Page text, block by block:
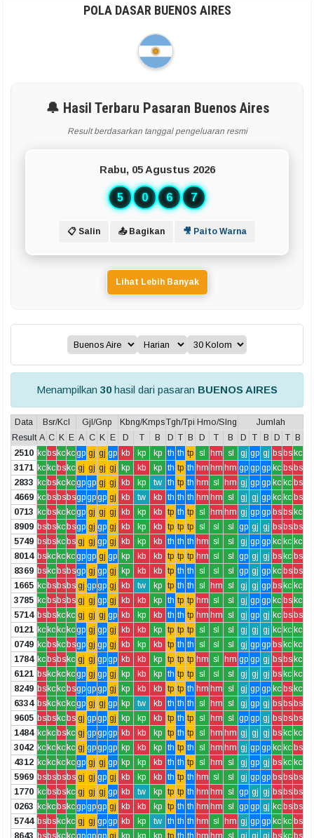
POLA DASAR BUENOS AIRES
🔔 Hasil Terbaru Pasaran Buenos Aires
Result berdasarkan tanggal pengeluaran resmi
Rabu, 05 Agustus 2026
5 0 6 7
📋 Salin 📤 Bagikan 🎥 Paito Warna
Lihat Lebih Banyak
Menampilkan 30hasil dari pasaran BUENOS AIRES
Data Bsr/Kcl Gjl/Gnp Kbng/KmpsTgh/Tpi Hmo/Slng
Jumlah
Result A C K E A C K E D T B D T B D T B D T B D T B
2510 kcbskckcgp gj gj gp kb kp kp th th tp sl hm sl gj gp gj bsbskc
3171 kckcbskc gj gj gj gj kp kb kp th tp th hm hm hm gp gp gp kc bsbs
2833 kcbskckcgpgp gj gj kb kp tw th tp th hm sl hm gj gp gp kc kc bs
4669 kcbsbsbsgpgpgp gj kb tw kb th th th hm hm sl gj gj gp kc kc bs
0713 kcbskckcgp gj gj gj kb kp kb tp th tp sl hm hm gj gp gp bsbskc
8909 bsbskcbsgp gj gp gj kb kp kb tp tp tp sl sl sl gp gj gj bsbsbs
5749 bsbskcbs gj gj gp gj kb kp kb th th th hm sl sl gj gp gp kc kc kc
8014 bskckckcgpgp gj gp kp kb kb tp tp tp hm sl sl gp gj gj bskc bs
8369 bskcbsbsgp gj gp gj kp kb kb tp th th sl sl sl gp gj gp kc bsbs
1665 kcbsbsbs gj gpgp gj kb tw kp tp th th sl hm sl gj gj gp bskc kc
3785 kcbsbsbs gj gj gp gj kb kb kp th tp tp hm sl sl gj gp gp kc bskc
5714 bsbskckc gj gj gj gp kb kp kb th th tp hm hm sl gj gp gj kc bsbs
0121 kckckckcgp gj gp gj kb kb kp tp tp tp sl sl sl gj gj gj kc kc kc
0749 kcbskcbsgp gj gp gj kb kp kb tp th th sl sl sl gj gp gp bskc kc
1784 kcbsbskc gj gj gpgp kb kb kp tp tp tp hm sl hm gp gp gj bsbskc
6121 bskckckcgp gj gp gj kp kb kp th tp tp sl sl sl gj gj gj bskc kc
8249 bskckcbsgpgpgp gj kp kb kb tp tp th hm hm sl gj gp gp kc bskc
6334 bskckckcgp gj gj gp kp tw kb th th th sl hm sl gj gp gj bsbsbs
9605 bsbskcbs gj gpgp gj kp kp kb tp th tp sl hm sl gp gp gj bsbsbs
1484 kckcbskc gj gpgpgp kb kb kp tp th tp sl hm hm gj gj gj bskc kc
3042 kckckckc gj gpgpgp kp kb kp th tp th sl hm hm gj gp gp kc kc bs
4312 kckckckcgp gj gj gp kp kp kb th th tp sl hm sl gj gp gj bskc kc
5969 bsbsbsbs gj gj gp gj kb kp kb th tp th hm sl sl gj gp gp bsbsbs
1770 kcbsbskc gj gj gj gp kb tw kp tp tp th hm hm sl gp gj gj bsbsbs
0263 kckcbskcgpgpgp gj kb kb kp tp th th hm hm sl gp gp gj kc bsbs
5744 bsbskckc gj gj gpgp kb kp tw th th th hm sl hm gj gp gp kc kc bs
8643 bsbskckcgpgpgp gj kp kp kp tp th th hm hm sl gj gj gj bskc bs